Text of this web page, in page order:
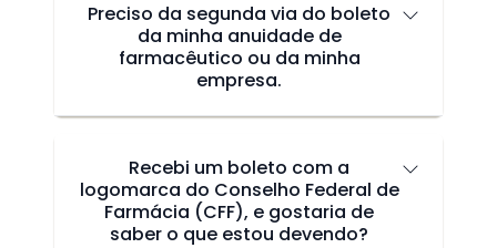
Preciso da segunda via do boleto
da minha anuidade de
farmacêutico ou da minha
empresa.
Recebi um boleto com a
logomarca do Conselho Federal de
Farmácia (CFF), e gostaria de
saber o que estou devendo?